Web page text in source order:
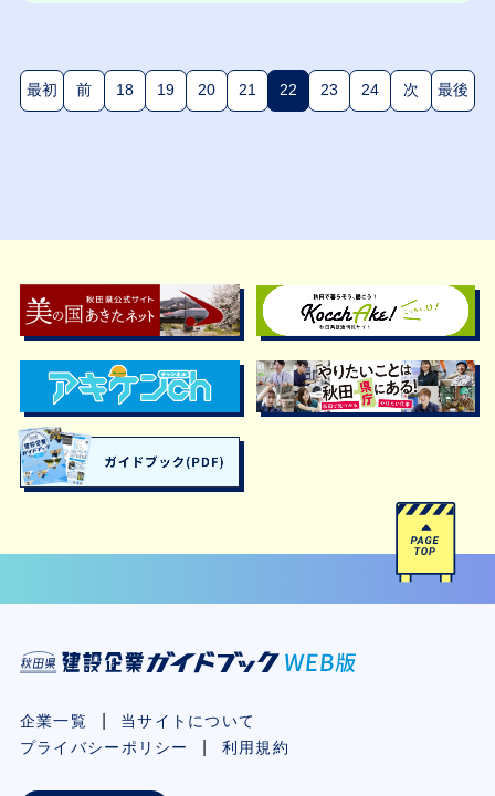
最初 前 18 19 20 21 22(現在のページ)
23 24 次 最後
企業一覧
当サイトについて
プライバシーポリシー
利用規約